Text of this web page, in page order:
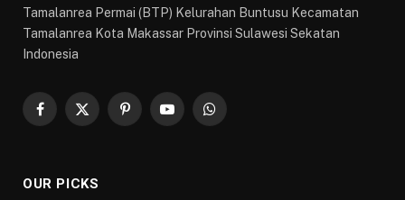
Tamalanrea Permai (BTP) Kelurahan Buntusu Kecamatan
Tamalanrea Kota Makassar Provinsi Sulawesi Sekatan
Indonesia
Facebook
X
PinterestYouTubeWhatsApp
OUR PICKS